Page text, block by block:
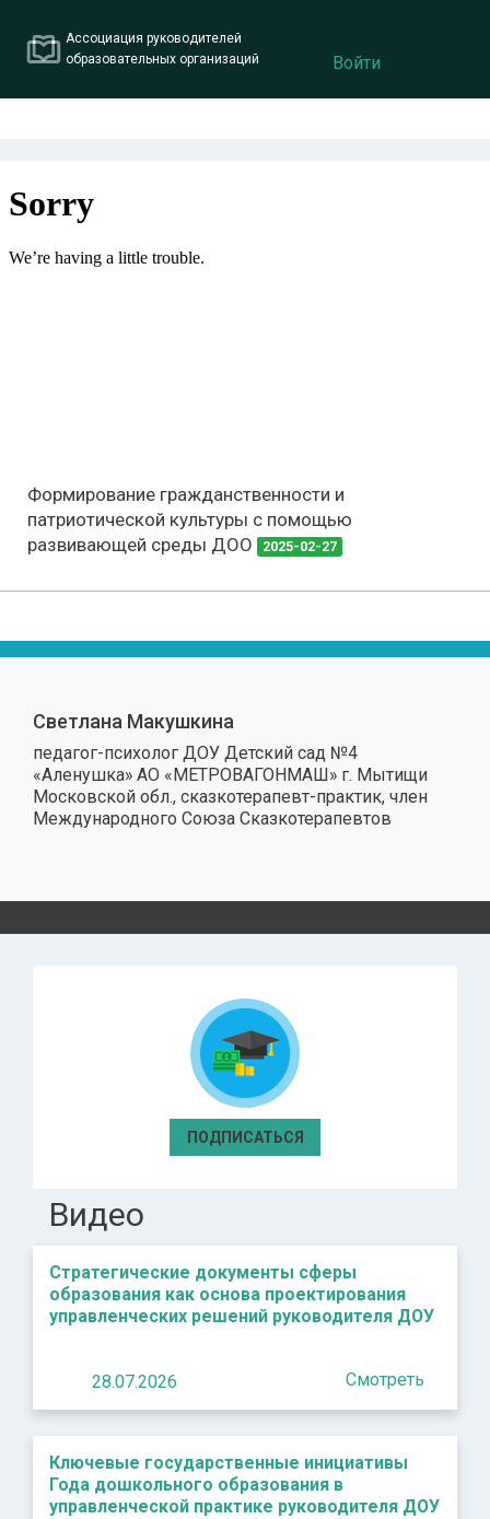
Ассоциация руководителей
образовательных организаций
Войти
Формирование гражданственности и
патриотической культуры с помощью
развивающей среды ДОО
2025-02-27
Светлана Макушкина
педагог-психолог ДОУ Детский сад №4
«Аленушка» АО «МЕТРОВАГОНМАШ» г. Мытищи
Московской обл., сказкотерапевт-практик, член
Международного Союза Сказкотерапевтов
ПОДПИСАТЬСЯ
Видео
Стратегические документы сферы
образования как основа проектирования
управленческих решений руководителя ДОУ
28.07.2026 Смотреть
Ключевые государственные инициативы
Года дошкольного образования в
управленческой практике руководителя ДОУ